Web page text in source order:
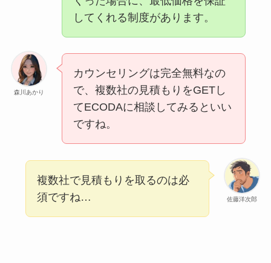
してくれる制度があります。
森川あかり
カウンセリングは完全無料なの
で、複数社の見積もりをGETし
てECODAに相談してみるといい
ですね。
佐藤洋次郎
複数社で見積もりを取るのは必
須ですね…